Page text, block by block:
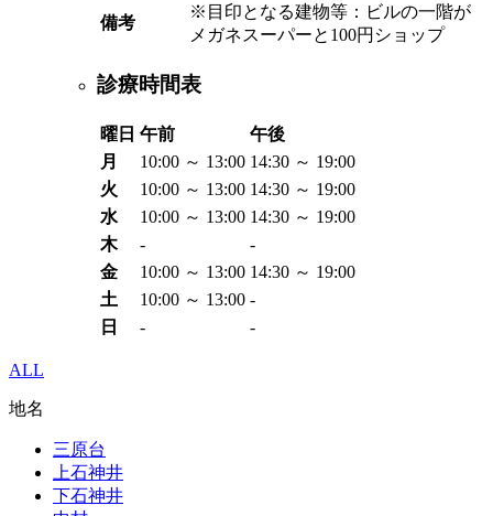
備考
※目印となる建物等：ビルの一階が
メガネスーパーと100円ショップ
診療時間表
曜日 午前
午後
月
10:00 ～ 13:00 14:30 ～ 19:00
火
10:00 ～ 13:00 14:30 ～ 19:00
水
10:00 ～ 13:00 14:30 ～ 19:00
木
-
-
金
10:00 ～ 13:00 14:30 ～ 19:00
土
10:00 ～ 13:00 -
日
- -
ALL
地名
三原台
上石神井
下石神井